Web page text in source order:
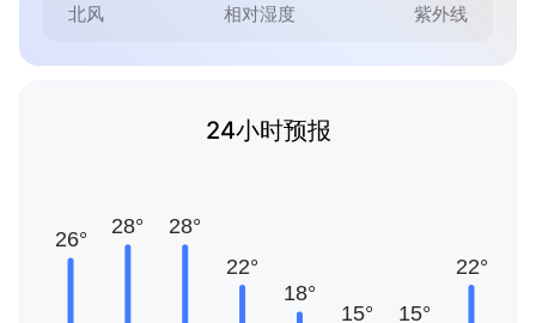
北风 相对湿度 紫外线
24小时预报